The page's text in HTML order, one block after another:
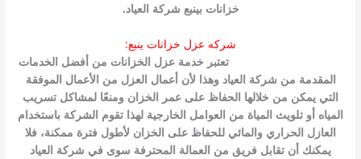
خزانات بينبع شركة العياد.
شركه عزل خزانات ينبع:
تعتبر خدمة عزل الخزانات من أفضل الخدمات
المقدمة من شركة العياد وهذا لأن أعمال العزل من الأعمال الموفقة
التي يمكن من خلالها الحفاظ على عمر الخزان ومنعًا لمشاكل تسريب
المياه أو تلويث المياة من العوامل الخارجية لهذا تقوم الشركة باستخدام
العازل الحراري والمائي للحفاظ على الخزان لأطول فترة ممكنة، فلا
يمكنك أن تقابل فريق من العمالة المحترفة سوى في شركة العياد